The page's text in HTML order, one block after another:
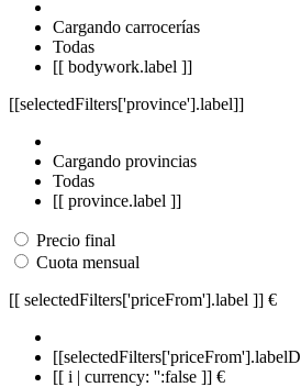
Cargando carrocerías
Todas
[[ bodywork.label ]]
[[selectedFilters['province'].label]]
Cargando provincias
Todas
[[ province.label ]]
Precio final
Cuota mensual
[[ selectedFilters['priceFrom'].label ]] €
[[ i | currency: '':false ]] €